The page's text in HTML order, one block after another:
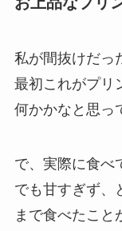
私が間抜けだっ
最初これがプリ
何かかなと思っ
で、実際に食べ
でも甘すぎず、
まで食べたこと